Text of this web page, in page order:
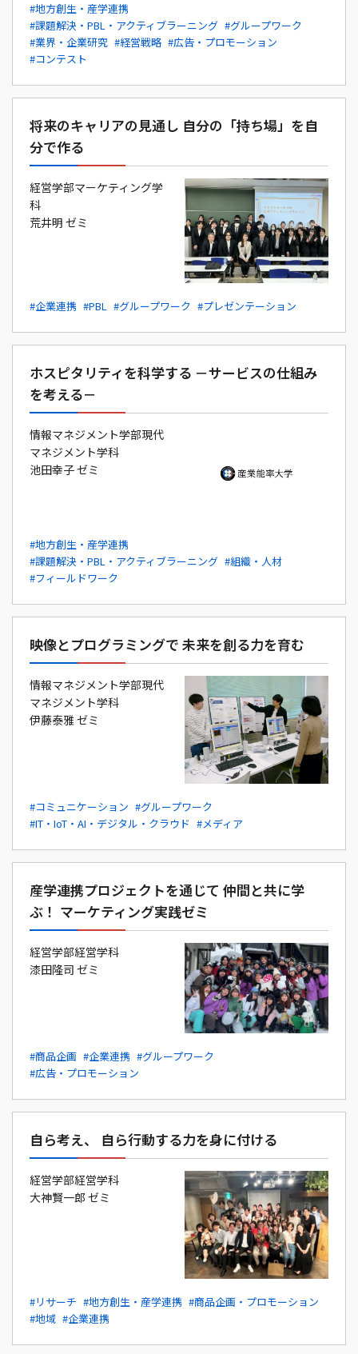
#地方創生・産学連携
#課題解決・PBL・アクティブラーニング #グループワーク
#業界・企業研究 #経営戦略 #広告・プロモーション
#コンテスト
将来のキャリアの見通し 自分の「持ち場」を自
分で作る
経営学部マーケティング学
科
荒井明 ゼミ
#企業連携 #PBL #グループワーク #プレゼンテーション
ホスピタリティを科学する －サービスの仕組み
を考える－
情報マネジメント学部現代
マネジメント学科
池田幸子 ゼミ
#地方創生・産学連携
#課題解決・PBL・アクティブラーニング #組織・人材
#フィールドワーク
映像とプログラミングで 未来を創る力を育む
情報マネジメント学部現代
マネジメント学科
伊藤泰雅 ゼミ
#コミュニケーション #グループワーク
#IT・IoT・AI・デジタル・クラウド #メディア
産学連携プロジェクトを通じて 仲間と共に学
ぶ！ マーケティング実践ゼミ
経営学部経営学科
漆田隆司 ゼミ
#商品企画 #企業連携 #グループワーク
#広告・プロモーション
自ら考え、 自ら行動する力を身に付ける
経営学部経営学科
大神賢一郎 ゼミ
#リサーチ #地方創生・産学連携 #商品企画・プロモーション
#地域 #企業連携